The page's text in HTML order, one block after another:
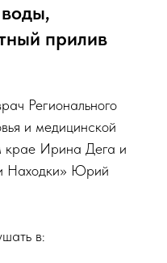
прилив
Регионального
и медицинской
крае Ирина Дега и
Находки» Юрий
в: